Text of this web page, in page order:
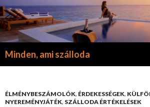
Minden, ami szálloda
ÉLMÉNYBESZÁMOLÓK, ÉRDEKESSÉGEK,
NYEREMÉNYJÁTÉK, SZÁLLODA ÉRTÉKELÉSEK